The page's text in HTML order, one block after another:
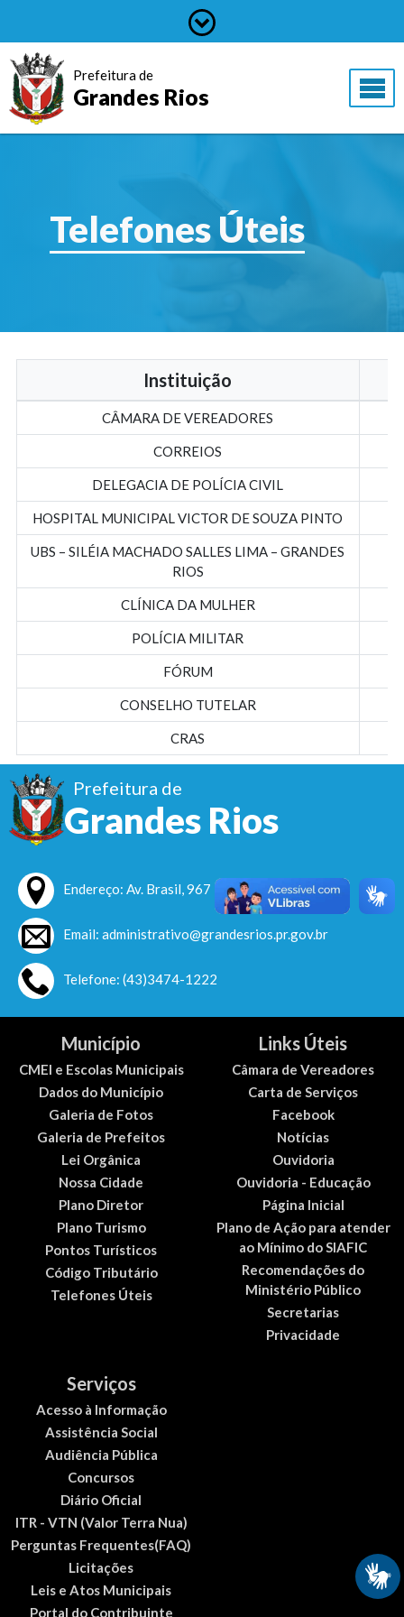
Prefeitura de
Grandes Rios
Telefones Úteis
Instituição
CÂMARA DE VEREADORES
CORREIOS
DELEGACIA DE POLÍCIA CIVIL
HOSPITAL MUNICIPAL VICTOR DE SOUZA PINTO
UBS – SILÉIA MACHADO SALLES LIMA – GRANDES
RIOS
CLÍNICA DA MULHER
POLÍCIA MILITAR
FÓRUM
CONSELHO TUTELAR
CRAS
Prefeitura de
Grandes Rios
Endereço: Av. Brasil, 967 - Centro
Email: administrativo@grandesrios.pr.gov.br
Telefone: (43)3474-1222
Município
CMEI e Escolas Municipais
Dados do Município
Galeria de Fotos
Galeria de Prefeitos
Lei Orgânica
Nossa Cidade
Plano Diretor
Plano Turismo
Pontos Turísticos
Código Tributário
Telefones Úteis
Links Úteis
Câmara de Vereadores
Carta de Serviços
Facebook
Notícias
Ouvidoria
Ouvidoria - Educação
Página Inicial
Plano de Ação para atender
ao Mínimo do SIAFIC
Recomendações do
Ministério Público
Secretarias
Privacidade
Serviços
Acesso à Informação
Assistência Social
Audiência Pública
Concursos
Diário Oficial
ITR - VTN (Valor Terra Nua)
Perguntas Frequentes(FAQ)
Licitações
Leis e Atos Municipais
Portal do Contribuinte